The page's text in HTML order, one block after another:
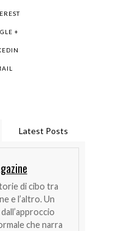
+
Latest Posts
di cibo tra
e l’altro. Un
che narra